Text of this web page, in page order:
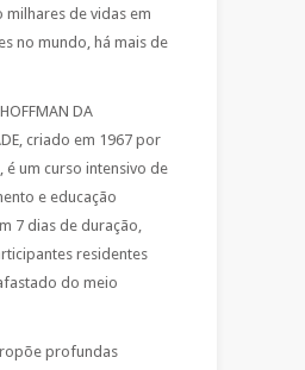
de vidas em
no mundo, há mais de
DA
criado em 1967 por
é um curso intensivo de
e educação
7 dias de duração,
residentes
do meio
profundas